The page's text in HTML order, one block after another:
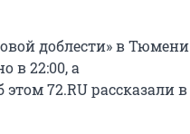
доблести» в Тюмени
в 22:00, а
72.RU рассказали в